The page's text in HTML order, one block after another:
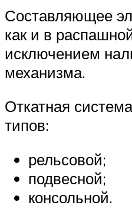
Составляющее
как и в
исключением
механизма.
Откатная
типов:
рельсовой;
подвесной;
консольной.